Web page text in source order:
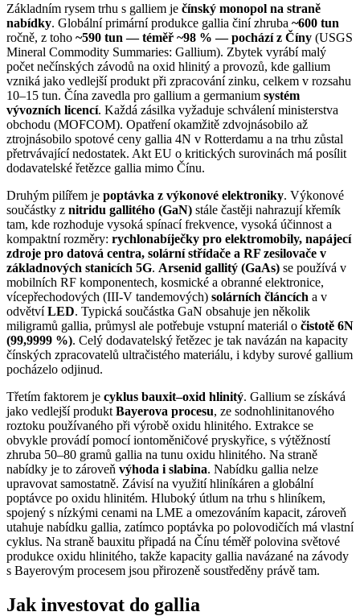
Základním rysem trhu s galliem je čínský monopol na straně
nabídky. Globální primární produkce gallia činí zhruba ~600 tun
ročně, z toho ~590 tun — téměř ~98 % — pochází z Číny (USGS
Mineral Commodity Summaries: Gallium). Zbytek vyrábí malý
počet nečínských závodů na oxid hlinitý a provozů, kde gallium
vzniká jako vedlejší produkt při zpracování zinku, celkem v rozsahu
10–15 tun. Čína zavedla pro gallium a germanium systém
vývozních licencí. Každá zásilka vyžaduje schválení ministerstva
obchodu (MOFCOM). Opatření okamžitě zdvojnásobilo až
ztrojnásobilo spotové ceny gallia 4N v Rotterdamu a na trhu zůstal
přetrvávající nedostatek. Akt EU o kritických surovinách má posílit
dodavatelské řetězce gallia mimo Čínu.
Druhým pilířem je poptávka z výkonové elektroniky. Výkonové
součástky z nitridu gallitého (GaN) stále častěji nahrazují křemík
tam, kde rozhoduje vysoká spínací frekvence, vysoká účinnost a
kompaktní rozměry: rychlonabíječky pro elektromobily, napájecí
zdroje pro datová centra, solární střídače a RF zesilovače v
základnových stanicích 5G. Arsenid gallitý (GaAs) se používá v
mobilních RF komponentech, kosmické a obranné elektronice,
vícepřechodových (III-V tandemových) solárních článcích a v
odvětvíLED. Typická součástka GaN obsahuje jen několik
miligramů gallia, průmysl ale potřebuje vstupní materiál o čistotě 6N
(99,9999 %). Celý dodavatelský řetězec je tak navázán na kapacity
čínských zpracovatelů ultračistého materiálu, i kdyby surové gallium
pocházelo odjinud.
Třetím faktorem je cyklus bauxit–oxid hlinitý. Gallium se získává
jako vedlejší produkt Bayerova procesu, ze sodnohlinitanového
roztoku používaného při výrobě oxidu hlinitého. Extrakce se
obvykle provádí pomocí iontoměničové pryskyřice, s výtěžností
zhruba 50–80 gramů gallia na tunu oxidu hlinitého. Na straně
nabídky je to zároveň výhoda i slabina. Nabídku gallia nelze
upravovat samostatně. Závisí na využití hliníkáren a globální
poptávce po oxidu hlinitém. Hluboký útlum na trhu s hliníkem,
spojený s nízkými cenami na LME a omezováním kapacit, zároveň
utahuje nabídku gallia, zatímco poptávka po polovodičích má vlastní
cyklus. Na straně bauxitu připadá na Čínu téměř polovina světové
produkce oxidu hlinitého, takže kapacity gallia navázané na závody
s Bayerovým procesem jsou přirozeně soustředěny právě tam.
Jak investovat do gallia